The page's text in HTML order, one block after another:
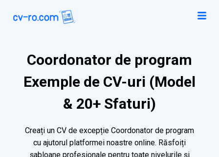
Coordonator de program
Exemple de CV-uri (Model
& 20+ Sfaturi)
Creați un CV de excepție Coordonator de program
cu ajutorul platformei noastre online. Răsfoiți
șabloane profesionale pentru toate nivelurile și